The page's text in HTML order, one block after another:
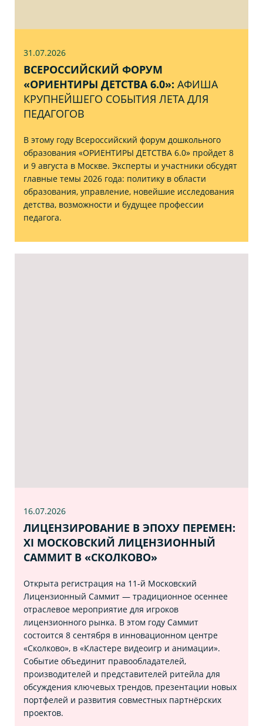
31.07.2026
ВСЕРОССИЙСКИЙ ФОРУМ
«ОРИЕНТИРЫ ДЕТСТВА 6.0»: АФИША
КРУПНЕЙШЕГО СОБЫТИЯ ЛЕТА ДЛЯ
ПЕДАГОГОВ
В этому году Всероссийский форум дошкольного
образования «ОРИЕНТИРЫ ДЕТСТВА 6.0» пройдет 8
и 9 августа в Москве. Эксперты и участники обсудят
главные темы 2026 года: политику в области
образования, управление, новейшие исследования
детства, возможности и будущее профессии
педагога.
16.07.2026
ЛИЦЕНЗИРОВАНИЕ В ЭПОХУ ПЕРЕМЕН:
XI МОСКОВСКИЙ ЛИЦЕНЗИОННЫЙ
САММИТ В «СКОЛКОВО»
Открыта регистрация на 11‑й Московский
Лицензионный Саммит — традиционное осеннее
отраслевое мероприятие для игроков
лицензионного рынка. В этом году Саммит
состоится 8 сентября в инновационном центре
«Сколково», в «Кластере видеоигр и анимации».
Событие объединит правообладателей,
производителей и представителей ритейла для
обсуждения ключевых трендов, презентации новых
портфелей и развития совместных партнёрских
проектов.